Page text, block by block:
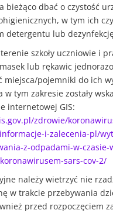
bieżąco dbać o czystość
w tym ich
detergentu lub
szkoły uczniowie i
lub rękawic
miejsca/pojemniki do ich
w tym zakresie zostały
internetowej GIS:
zdrowie/
i-zalecenia-pl/
z-odpadami-w-czasie-
sars-cov-2/
należy wietrzyć nie
w trakcie przebywania
przed rozpoczęciem